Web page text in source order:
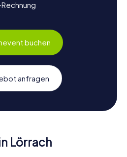
buchen
anfragen
Lörrach